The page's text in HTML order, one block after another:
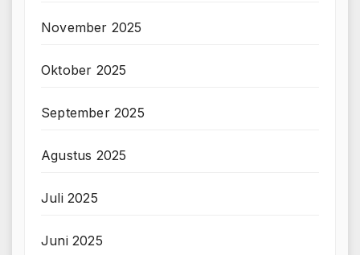
November 2025
Oktober 2025
September 2025
Agustus 2025
Juli 2025
Juni 2025